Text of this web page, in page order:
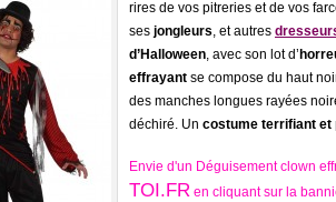
rires de vos pitreries et de vos
ses jongleurs, et autres
d’Halloween, avec son lot d’
effrayant se compose du haut
des manches longues rayées
déchiré. Un costume terrifiant et
Envie d'un Déguisement clown
TOI.FR en cliquant sur la